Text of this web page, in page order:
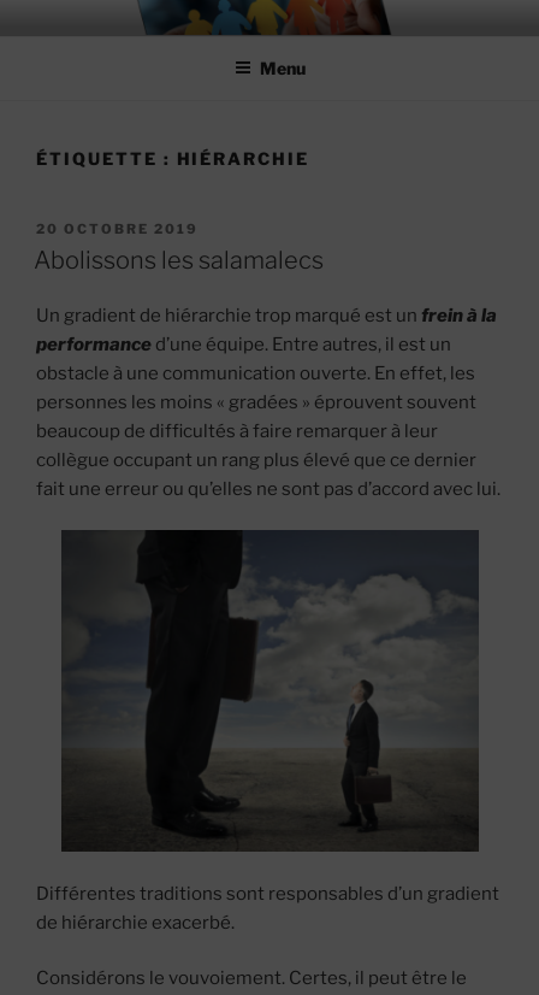
au
MIEUX RÉUSSIR ENSEMBLE
#MieuxRéussirEnsemble
Menu
ÉTIQUETTE : HIÉRARCHIE
PUBLIÉ
LE
20 OCTOBRE 2019
Abolissons les salamalecs
Un gradient de hiérarchie trop marqué est un frein à la
performance d’une équipe. Entre autres, il est un
obstacle à une communication ouverte. En effet, les
personnes les moins « gradées » éprouvent souvent
beaucoup de difficultés à faire remarquer à leur
collègue occupant un rang plus élevé que ce dernier
fait une erreur ou qu’elles ne sont pas d’accord avec lui.
Différentes traditions sont responsables d’un gradient
de hiérarchie exacerbé.
Considérons le vouvoiement. Certes, il peut être le